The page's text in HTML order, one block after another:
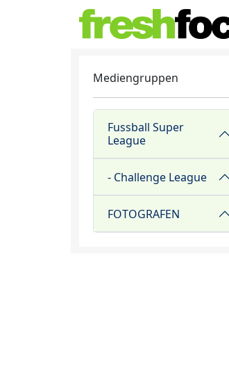
Mediengruppen
Fussball Super
League
- Challenge League
FOTOGRAFEN